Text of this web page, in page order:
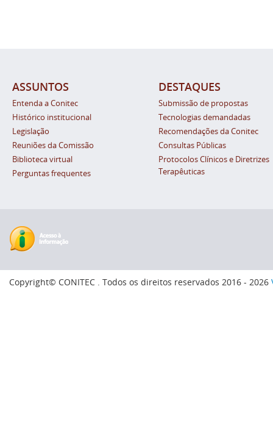
ASSUNTOS
Entenda a Conitec
Histórico institucional
Legislação
Reuniões da Comissão
Biblioteca virtual
Perguntas frequentes
DESTAQUES
Submissão de propostas
Tecnologias demandadas
Recomendações da Conitec
Consultas Públicas
Protocolos Clínicos e Diretrizes
Terapêuticas
Copyright© CONITEC . Todos os direitos reservados 2016 - 2026